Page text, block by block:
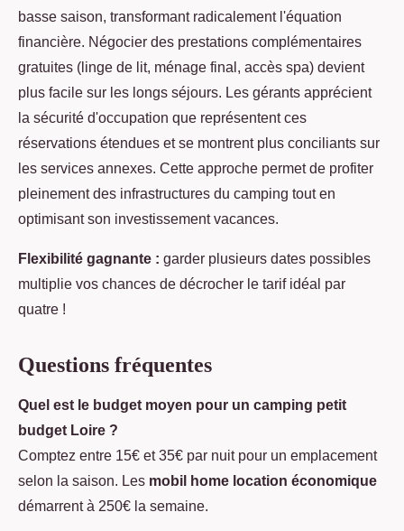
basse saison, transformant radicalement l'équation
financière. Négocier des prestations complémentaires
gratuites (linge de lit, ménage final, accès spa) devient
plus facile sur les longs séjours. Les gérants apprécient
la sécurité d'occupation que représentent ces
réservations étendues et se montrent plus conciliants sur
les services annexes. Cette approche permet de profiter
pleinement des infrastructures du camping tout en
optimisant son investissement vacances.
Flexibilité gagnante : garder plusieurs dates possibles
multiplie vos chances de décrocher le tarif idéal par
quatre !
Questions fréquentes
Quel est le budget moyen pour un camping petit
budget Loire ?
Comptez entre 15€ et 35€ par nuit pour un emplacement
selon la saison. Les mobil home location économique
démarrent à 250€ la semaine.